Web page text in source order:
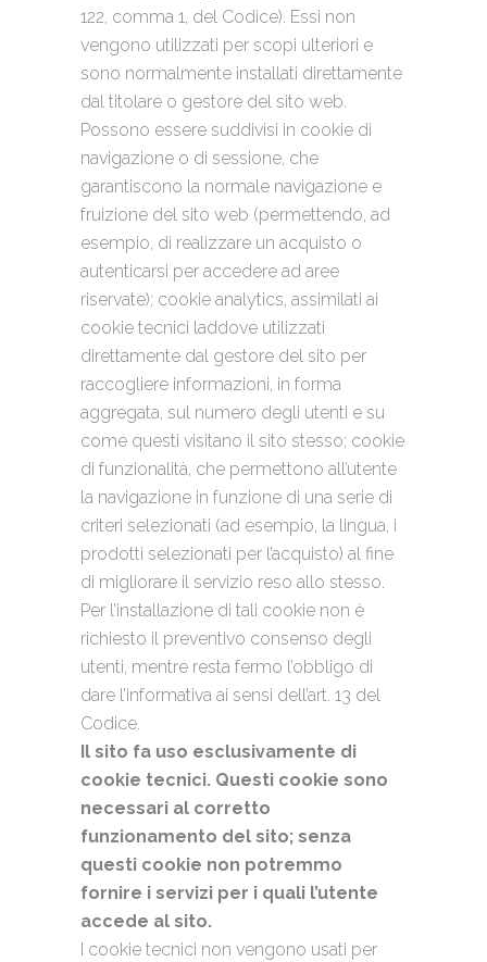
122, comma 1, del Codice). Essi non
vengono utilizzati per scopi ulteriori e
sono normalmente installati direttamente
dal titolare o gestore del sito web.
Possono essere suddivisi in cookie di
navigazione o di sessione, che
garantiscono la normale navigazione e
fruizione del sito web (permettendo, ad
esempio, di realizzare un acquisto o
autenticarsi per accedere ad aree
riservate); cookie analytics, assimilati ai
cookie tecnici laddove utilizzati
direttamente dal gestore del sito per
raccogliere informazioni, in forma
aggregata, sul numero degli utenti e su
come questi visitano il sito stesso; cookie
di funzionalità, che permettono all’utente
la navigazione in funzione di una serie di
criteri selezionati (ad esempio, la lingua, i
prodotti selezionati per l’acquisto) al fine
di migliorare il servizio reso allo stesso.
Per l’installazione di tali cookie non è
richiesto il preventivo consenso degli
utenti, mentre resta fermo l’obbligo di
dare l’informativa ai sensi dell’art. 13 del
Codice.
Il sito fa uso esclusivamente di
cookie tecnici. Questi cookie sono
necessari al corretto
funzionamento del sito; senza
questi cookie non potremmo
fornire i servizi per i quali l’utente
accede al sito.
I cookie tecnici non vengono usati per